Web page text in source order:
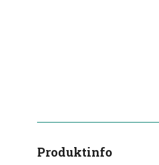
Produktinfo